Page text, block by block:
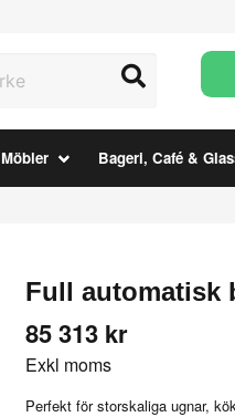
Möbler Bageri, Café &
Full automatisk
85 313 kr
Exkl moms
Perfekt för storskaliga ugnar,